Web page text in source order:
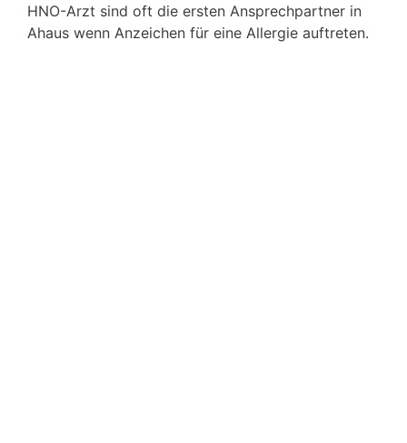
HNO-Arzt sind oft die ersten Ansprechpartner in
Ahaus wenn Anzeichen für eine Allergie auftreten.